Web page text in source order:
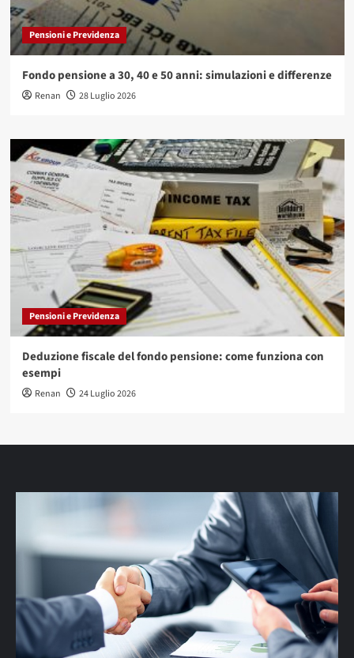
Pensioni e Previdenza
Fondo pensione a 30, 40 e 50 anni: simulazioni e differenze
Renan 28 Luglio 2026
Pensioni e Previdenza
Deduzione fiscale del fondo pensione: come funziona con
esempi
Renan 24 Luglio 2026